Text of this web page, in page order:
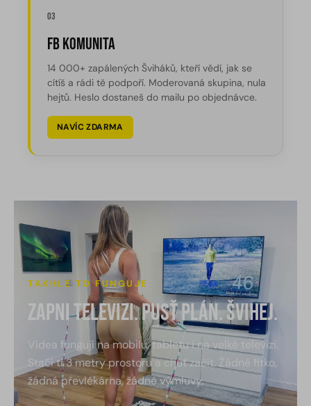
03
FB Komunita
14 000+ zapálených Šviháků, kteří vědí, jak se
cítíš a rádi tě podpoří. Moderovaná skupina, nula
hejtů. Heslo dostaneš do mailu po objednávce.
NAVÍC ZDARMA
TAKHLE TO FUNGUJE
Zapni televizi. Pusť plán. Švihej.
Videa fungují na mobilu, tabletu i na velké televizi.
Stačí ti 3 metry prostoru a chuť začít. Žádné fitko,
žádná převlékárna, žádné výmluvy.